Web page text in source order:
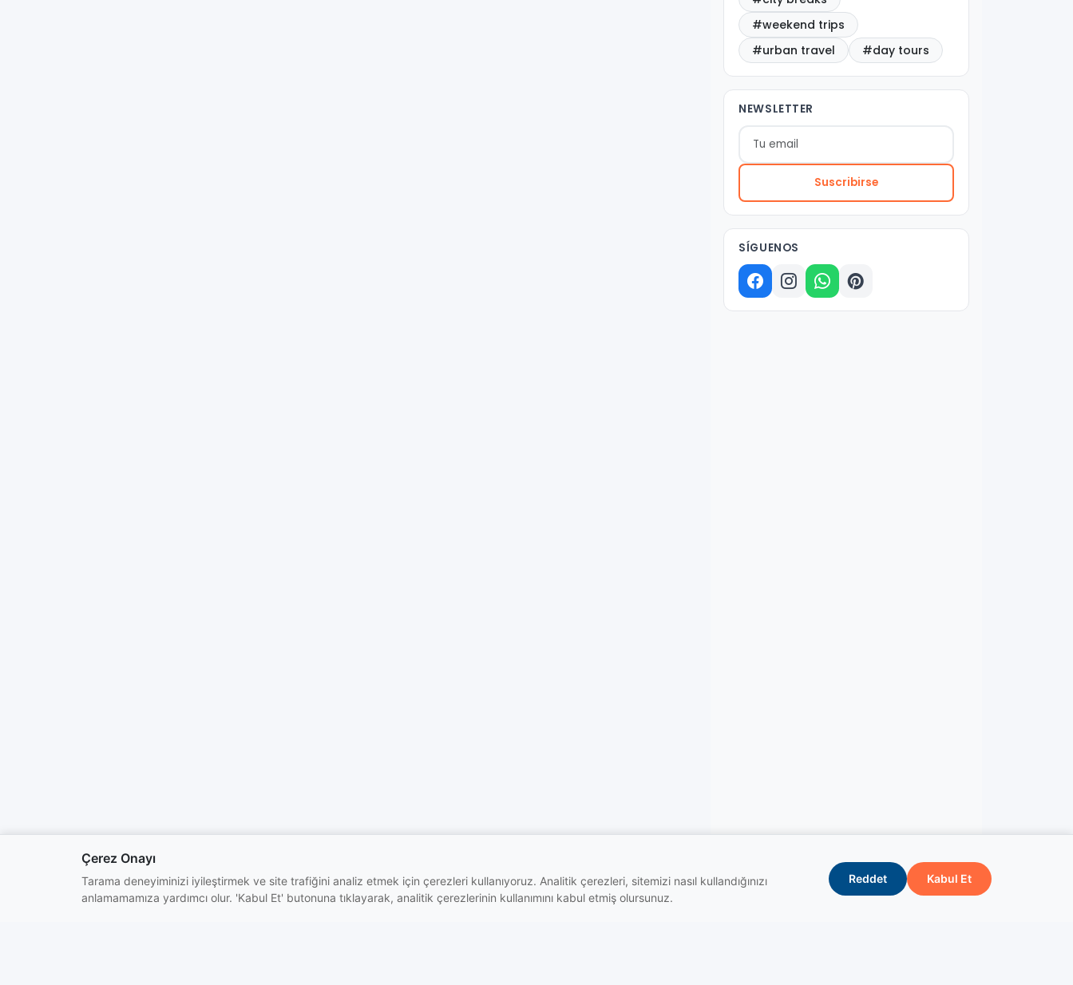
#weekend trips
#urban travel
#day tours
NEWSLETTER
Suscribirse
SÍGUENOS
Çerez Onayı
Tarama deneyiminizi iyileştirmek ve site trafiğini analiz etmek için çerezleri kullanıyoruz. Analitik çerezleri, sitemizi nasıl kullandığınızı
anlamamamıza yardımcı olur. 'Kabul Et' butonuna tıklayarak, analitik çerezlerinin kullanımını kabul etmiş olursunuz.
Reddet Kabul Et